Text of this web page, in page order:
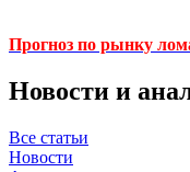
Прогноз по рынку
Новости и
Все статьи
Новости